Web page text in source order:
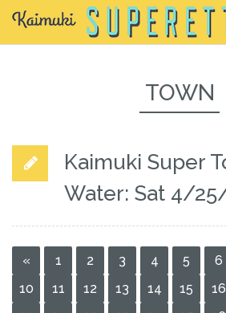
TOWN
Kaimuki Super
Water: Sat 4/
« 1 2 3 4 5 6
10
11 12 13 14 15 16